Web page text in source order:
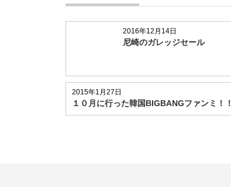
2016年12月14日
尼崎のガレッジセール
2015年1月27日
１０月に行った韓国BIGBANGファンミ！！